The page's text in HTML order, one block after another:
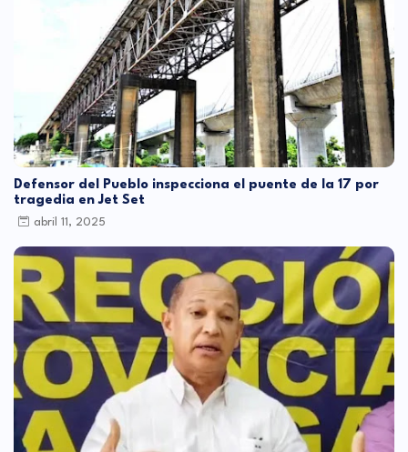
Defensor del Pueblo inspecciona el puente de la 17 por
tragedia en Jet Set
abril 11, 2025